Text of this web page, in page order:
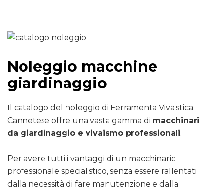
Noleggio macchine
giardinaggio
Il catalogo del noleggio di Ferramenta Vivaistica
Cannetese offre una vasta gamma di macchinari
da giardinaggio e vivaismo professionali.
Per avere tutti i vantaggi di un macchinario
professionale specialistico, senza essere rallentati
dalla necessità di fare manutenzione e dalla